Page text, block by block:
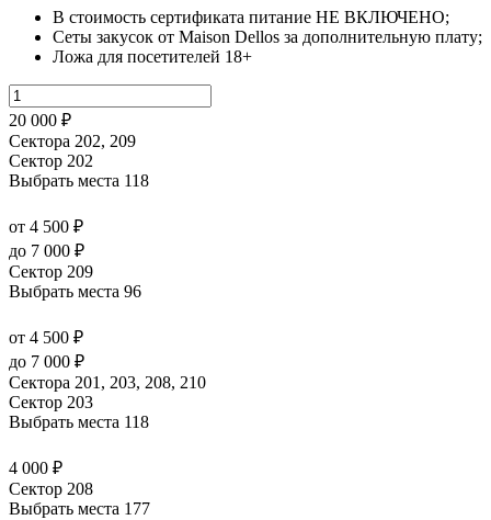
В стоимость сертификата питание НЕ ВКЛЮЧЕНО;
Сеты закусок от Maison Dellos за дополнительную плату;
Ложа для посетителей 18+
20 000 ₽
Сектора 202, 209
Сектор 202
Выбрать места 118
от 4 500 ₽
до 7 000 ₽
Сектор 209
Выбрать места 96
от 4 500 ₽
до 7 000 ₽
Сектора 201, 203, 208, 210
Сектор 203
Выбрать места 118
4 000 ₽
Сектор 208
Выбрать места 177